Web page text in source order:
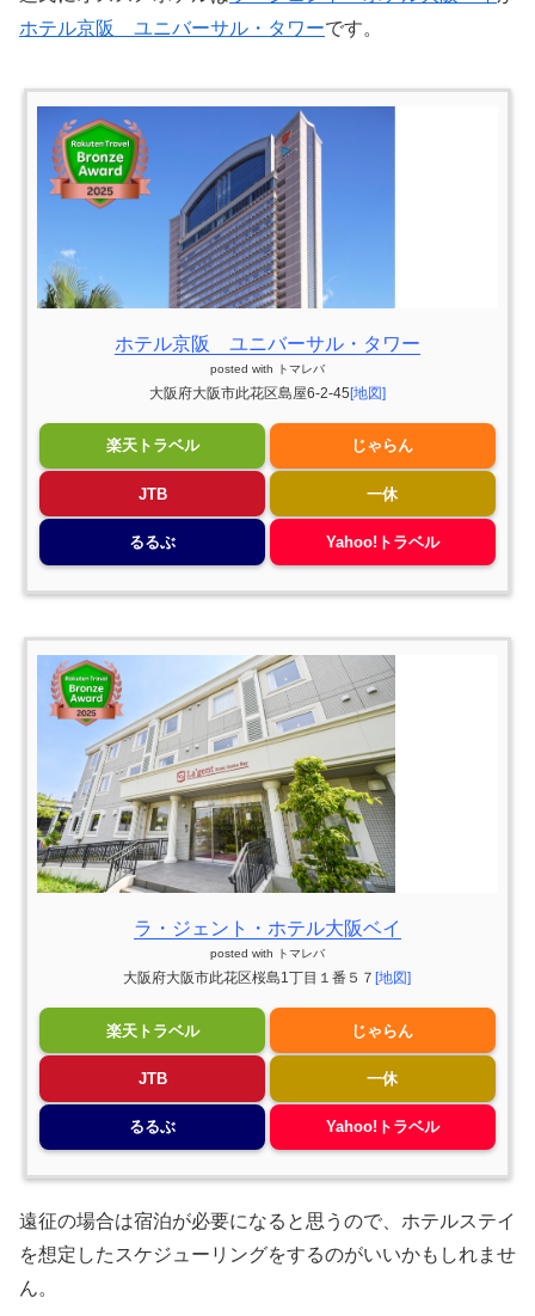
ホテル京阪 ユニバーサル・タワーです。
ホテル京阪 ユニバーサル・タワー
posted with トマレバ
大阪府大阪市此花区島屋6-2-45[地図]
楽天トラベル じゃらん
JTB 一休
るるぶ Yahoo!トラベル
ラ・ジェント・ホテル大阪ベイ
posted with トマレバ
大阪府大阪市此花区桜島1丁目１番５７ [地図]
楽天トラベル じゃらん
JTB 一休
るるぶ Yahoo!トラベル
遠征の場合は宿泊が必要になると思うので、ホテルステイ
を想定したスケジューリングをするのがいいかもしれませ
ん。